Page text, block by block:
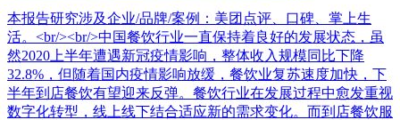
本报告研究涉及企业/品牌/案例：美团点评、口碑、掌上生
活。<br/><br/>中国餐饮行业一直保持着良好的发展状态，虽
然2020上半年遭遇新冠疫情影响，整体收入规模同比下降
32.8%，但随着国内疫情影响放缓，餐饮业复苏速度加快，下
半年到店餐饮有望迎来反弹。餐饮行业在发展过程中愈发重视
数字化转型，线上线下结合适应新的需求变化。而到店餐饮服